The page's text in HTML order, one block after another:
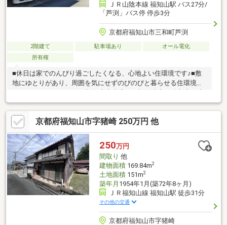
ＪＲ山陰本線 福知山駅 バス27分/
「芦渕」バス停 停歩3分
京都府福知山市三和町芦渕
2階建て 駐車場あり
オール電化
所有権
■休日は家でのんびり過ごしたくなる、心地よい住環境です♪■敷
地にゆとりがあり、周囲を気にせずのびのびと暮らせる住環境で
心に、地域密着ナンバー１を目指しています！○家を買いたい・
売りたい・リフォームしたいお客様にたくさんの情報を迅速に提
供いたします！○物件情報・住宅ローンetc...どんな事でもお気軽
にご相談ください！○見るだけOK!聞くだけOK!ご相談は無料で
す！ご来店、お問い合わせをお待ちしております♪
京都府福知山市字猪崎 250万円 他
250万円
間取り 他
建物面積169.84m2
土地面積151m2
築年月 1954年1月(築72年8ヶ月)
ＪＲ福知山線 福知山駅 徒歩31分
その他の交通
京都府福知山市字猪崎